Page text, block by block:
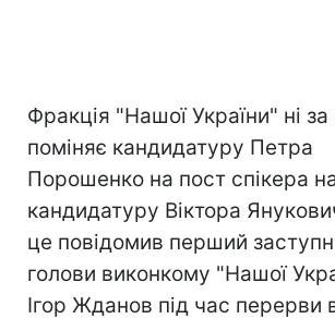
Фракція "Нашої України" ні
поміняє кандидатуру Петра
Порошенко на пост спікера
кандидатуру Віктора
це повідомив перший
голови виконкому "Нашої
Ігор Жданов під час перерви